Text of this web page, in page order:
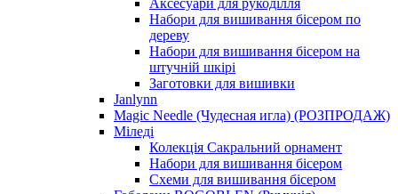
Набори для вишивання бісером по
дереву
Набори для вишивання бісером на
штучній шкірі
Заготовки для вишивки
Janlynn
Magic Needle (Чудесная игла) (РОЗПРОДАЖ)
Міледі
Колекція Сакральний орнамент
Набори для вишивання бісером
Схеми для вишивання бісером